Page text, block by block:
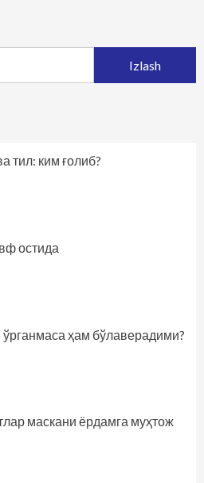
тил: ким ғолиб?
остида
ҳам бўлаверадими?
маскани ёрдамга муҳтож